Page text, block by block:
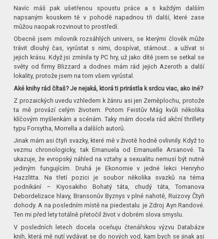
Navíc máš pak ušetřenou spoustu práce a s každým dalším
napsaným kouskem tě v pohodě napadnou tři další, které zase
můžou naopak rozvinout to prostředí.
Obecně jsem milovník rozsáhlých univers, se kterými člověk může
trávit dlouhý čas, vyrůstat s nimi, dospívat, stárnout… a užívat si
jejich krásu. Když jsi zmínila ty PC hry, už jako dítě jsem se setkal se
světy od firmy Blizzard a dodnes mám rád jejich Azeroth a další
lokality, protože jsem na tom všem vyrůstal.
Aké knihy rád čítaš? Je nejaká, ktorá ti prirástla k srdcu viac, ako iné?
Z prozaických uvedu vzhledem k žánru asi jen Zeměplochu, protože
ta mě provází celým životem. Potom Feistův Mág kvůli několika
klíčovým myšlenkám a scénám. Taky mám docela rád akční thrillety
typu Forsytha, Morrella a dalších autorů.
Jinak mám asi čtyři svazky, které mě v životě hodně ovlivnily. Když to
vezmu chronologicky, tak Emanuela od Emanuelle Arsanové. Ta
ukazuje, že evropský náhled na vztahy a sexualitu nemusí být nutně
jediným fungujícím. Druhá je Ekonomie v jedné lekci Henryho
Hazzlitta. Na třetí pozici je soubor několika svazků na téma
podnikání – Kiyosakiho Bohatý táta, chudý táta, Tomanova
Debordelizace hlavy, Bransonův Byznys v plné nahotě, Ruizovy Čtyři
dohody. A na posledním místě na piedestalu je Zdroj Ayn Randové.
Ten mi před lety totálně přetočil život v dobrém slova smyslu.
V posledních letech docela oceňuju čtenářskou výzvu Databáze
knih, která mě nutí vydávat se do nových vod, kam bych se jinak asi